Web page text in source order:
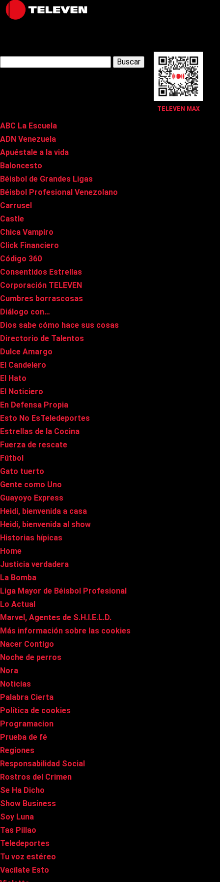
TELEVEN MAX
Latest Posts
ABC La Escuela
ADN Venezuela
Apuéstale a la vida
Baloncesto
Béisbol de Grandes Ligas
Béisbol Profesional Venezolano
Carrusel
Castle
Chica Vampiro
Click Financiero
Código 360
Consentidos Estrellas
Corporación TELEVEN
Cumbres borrascosas
Diálogo con…
Dios sabe cómo hace sus cosas
Directorio de Talentos
Dulce Amargo
El Candelero
El Hato
El Noticiero
En Defensa Propia
Esto No EsTeledeportes
Estrellas de la Cocina
Fuerza de rescate
Fútbol
Gato tuerto
Gente como Uno
Guayoyo Express
Heidi, bienvenida a casa
Heidi, bienvenida al show
Historias hípicas
Home
Justicia verdadera
La Bomba
Liga Mayor de Béisbol Profesional
Lo Actual
Marvel, Agentes de S.H.I.E.L.D.
Más información sobre las cookies
Nacer Contigo
Noche de perros
Nora
Noticias
Palabra Cierta
Política de cookies
Programacion
Prueba de fé
Regiones
Responsabilidad Social
Rostros del Crimen
Se Ha Dicho
Show Business
Soy Luna
Tas Pillao
Teledeportes
Tu voz estéreo
Vacílate Esto